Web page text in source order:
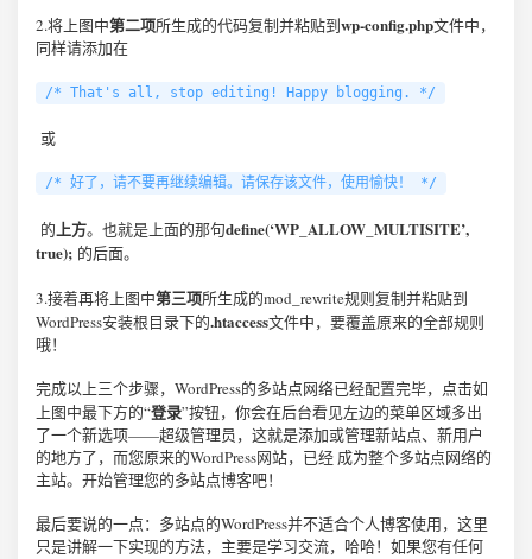
2.将上图中第二项所生成的代码复制并粘贴到wp-config.php文件中，
同样请添加在
/* That's all, stop editing! Happy blogging. */
或
/* 好了，请不要再继续编辑。请保存该文件，使用愉快！ */
的上方。也就是上面的那句define(‘WP_ALLOW_MULTISITE’,
true); 的后面。
3.接着再将上图中第三项所生成的mod_rewrite规则复制并粘贴到
WordPress安装根目录下的.htaccess文件中，要覆盖原来的全部规则
哦！
完成以上三个步骤，WordPress的多站点网络已经配置完毕，点击如
上图中最下方的“登录”按钮，你会在后台看见左边的菜单区域多出
了一个新选项——超级管理员，这就是添加或管理新站点、新用户
的地方了，而您原来的WordPress网站，已经 成为整个多站点网络的
主站。开始管理您的多站点博客吧！
最后要说的一点：多站点的WordPress并不适合个人博客使用，这里
只是讲解一下实现的方法，主要是学习交流，哈哈！如果您有任何